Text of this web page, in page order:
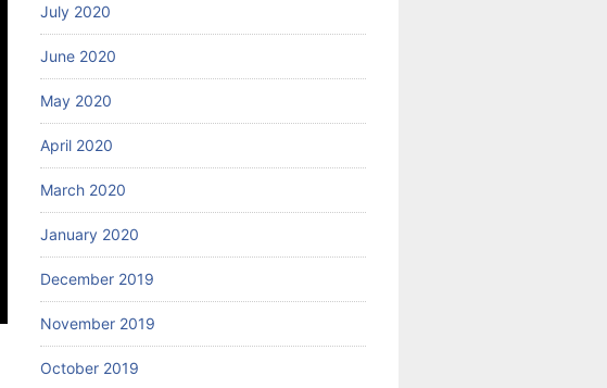
July 2020
June 2020
May 2020
April 2020
March 2020
January 2020
December 2019
November 2019
October 2019